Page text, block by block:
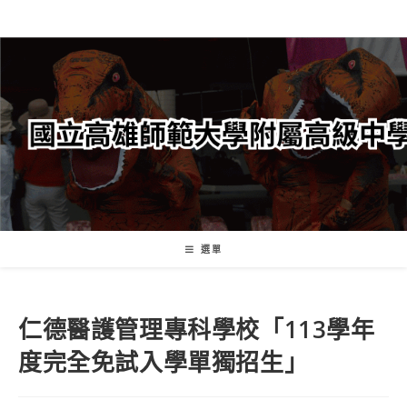
轉
要
內
容
選單
仁德醫護管理專科學校「113學年
度完全免試入學單獨招生」